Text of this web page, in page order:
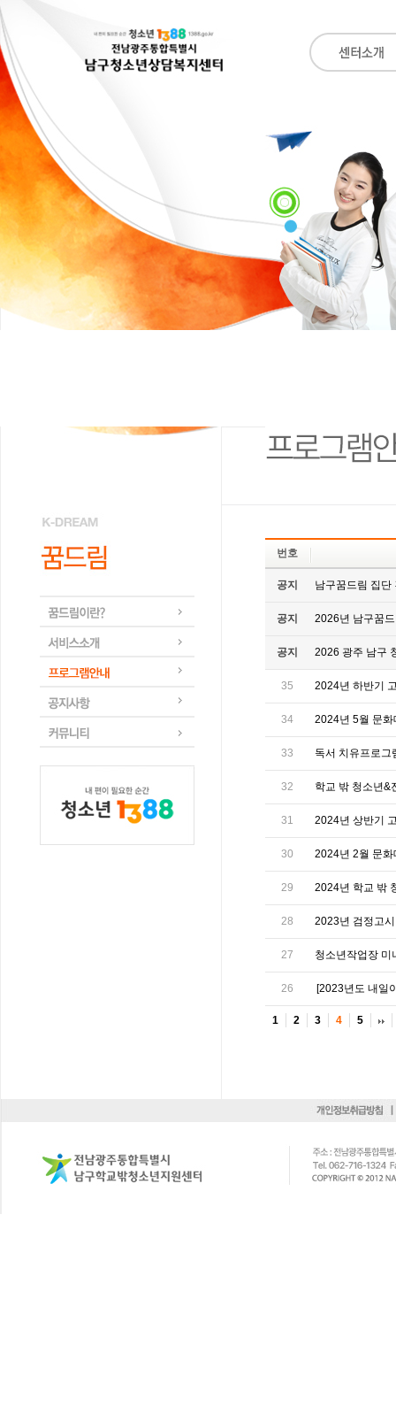
번호
공지 남구꿈드림 집단
공지 2026년 남구꿈
공지 2026 광주 남구
35 2024년 하반기
34 2024년 5월 문화
33 독서 치유프로그
32 학교 밖 청소년&
31 2024년 상반기
30 2024년 2월 문화
29 2024년 학교 밖
28 2023년 검정고
27 청소년작업장 미
26 [2023년도 내일
1 2 3 4 5